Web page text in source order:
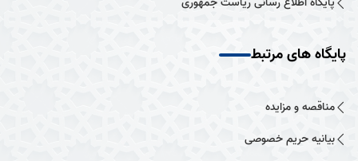
پایگاه های مرتبط
مناقصه و مزایده
بیانیه حریم خصوصی